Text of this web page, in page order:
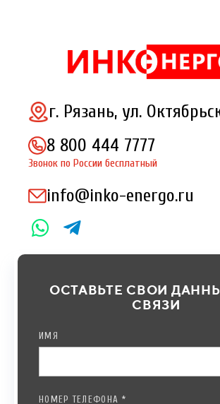
г. Рязань, ул.
8 800 444 7777
Звонок по России бесплатный
info@inko-energo.ru
ОСТАВЬТЕ СВОИ
СВЯЗИ
ИМЯ
НОМЕР ТЕЛЕФОНА *